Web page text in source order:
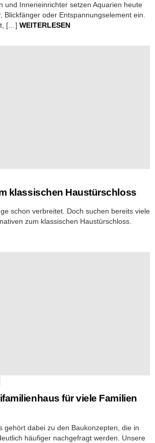
und Inneneinrichter setzen Aquarien heute
Blickfänger oder Entspannungselement ein.
[…] WEITERLESEN
klassischen Haustürschloss
schon verbreitet. Doch suchen bereits viele
zum klassischen Haustürschloss.
für viele Familien
gehört dabei zu den Baukonzepten, die in
häufiger nachgefragt werden. Unsere